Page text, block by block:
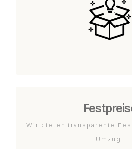
Wir bieten transparente
Umzug.